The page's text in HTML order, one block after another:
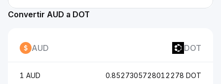
Convertir AUD a DOT
AUD DOT
1 AUD 0.8527305728012278 DOT